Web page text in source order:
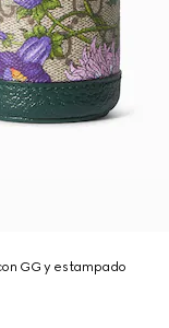
GG y estampado